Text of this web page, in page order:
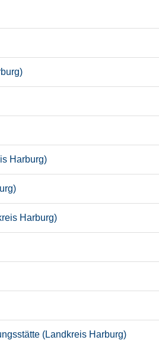
Harburg)
Harburg)
(Landkreis Harburg)